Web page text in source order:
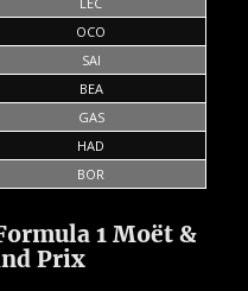
OCO
SAI
BEA
GAS
HAD
BOR
1 Moët &
Prix